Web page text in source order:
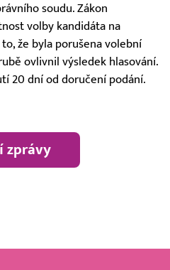
soudu. Zákon
volby kandidáta na
že byla porušena volební
ovlivnil výsledek hlasování.
20 dní od doručení podání.
zprávy